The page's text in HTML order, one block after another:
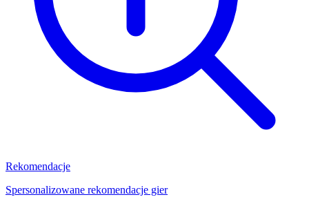
Rekomendacje
Spersonalizowane rekomendacje gier